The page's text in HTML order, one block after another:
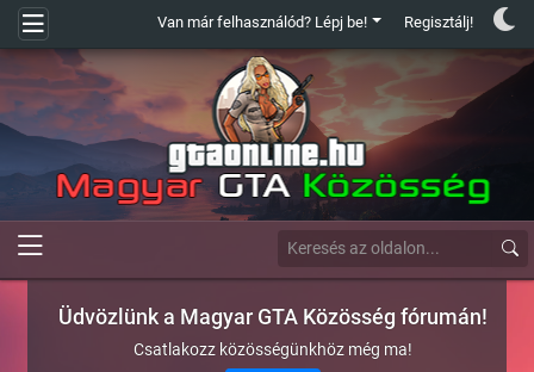
Van már felhasználód? Lépj be! Regisztálj!
Üdvözlünk a Magyar GTA Közösség fórumán!
Csatlakozz közösségünkhöz még ma!